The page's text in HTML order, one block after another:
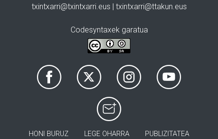
txintxarri@txintxarri.eus | txintxarri@ttakun.eus
Codesyntaxek garatua
HONI BURUZ LEGE OHARRA PUBLIZITATEA